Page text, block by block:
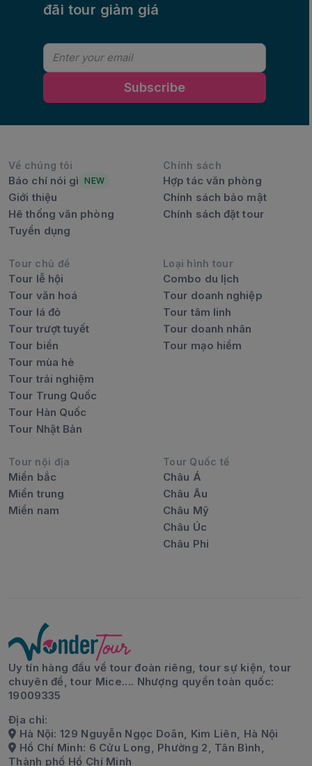
đãi tour giảm giá
Subscribe
Về chúng tôi
Báo chí nói gì NEW
Giới thiệu
Hê thống văn phòng
Tuyển dụng
Chính sách
Hợp tác văn phòng
Chính sách bảo mật
Chính sách đặt tour
Tour chủ đề
Tour lễ hội
Tour văn hoá
Tour lá đỏ
Tour trượt tuyết
Tour biển
Tour mùa hè
Tour trải nghiệm
Tour Trung Quốc
Tour Hàn Quốc
Tour Nhật Bản
Loại hình tour
Combo du lịch
Tour doanh nghiệp
Tour tâm linh
Tour doanh nhân
Tour mạo hiểm
Tour nội địa
Miền bắc
Miền trung
Miền nam
Tour Quốc tế
Châu Á
Châu Âu
Châu Mỹ
Châu Úc
Châu Phi
Uy tín hàng đầu về tour đoàn riêng, tour sự kiện, tour
chuyên đề, tour Mice.... Nhượng quyền toàn quốc:
19009335
Địa chỉ:
Hà Nội: 129 Nguyễn Ngọc Doãn, Kim Liên, Hà Nội
Hồ Chí Minh: 6 Cửu Long, Phường 2, Tân Bình,
Thành phố Hồ Chí Minh